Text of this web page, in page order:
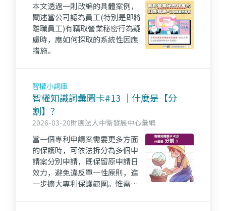
本文透過一則改編的具體案例，
闡述當公司認為員工(特別是即將
離職員工)有竊取營業秘密行為疑
慮時，應如何採取的系統性因應
措施。
智權小詞庫
智權知識詞彙圖卡#13 ｜什麼是【分
割】？
2026-03-20財團法人中衛發展中心彙編
當一個專利申請案需要更多方面
的保護時，可依法拆分為多個申
請案分別申請，既保留原申請日
效力，避免違反單一性原則，進
一步擴大專利保護範圍。惟需要